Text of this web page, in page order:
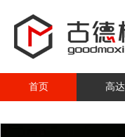
首页 高达